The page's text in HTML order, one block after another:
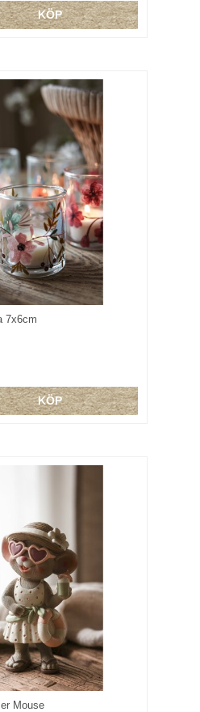
KÖP
7x6cm
KÖP
Mouse